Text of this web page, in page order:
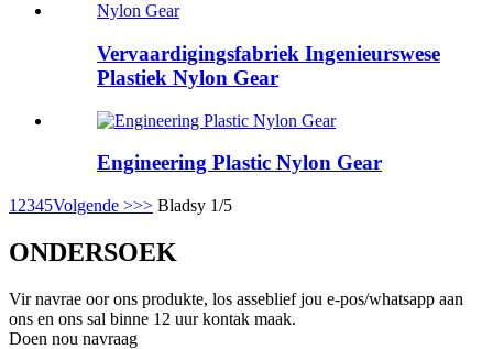
Vervaardigingsfabriek Ingenieurswese
Plastiek Nylon Gear
Engineering Plastic Nylon Gear
1 2345Volgende >>> Bladsy 1/5
ONDERSOEK
Vir navrae oor ons produkte, los asseblief jou e-pos/whatsapp aan
ons en ons sal binne 12 uur kontak maak.
Doen nou navraag